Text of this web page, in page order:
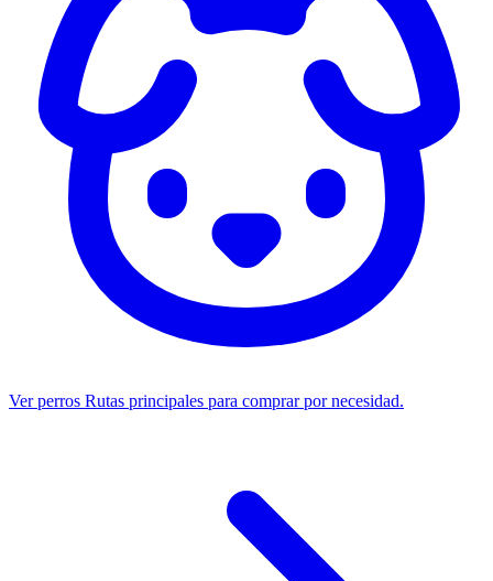
Ver perros Rutas principales para comprar por necesidad.